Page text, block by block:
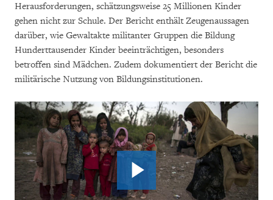
Herausforderungen, schätzungsweise 25 Millionen Kinder
gehen nicht zur Schule. Der Bericht enthält Zeugenaussagen
darüber, wie Gewaltakte militanter Gruppen die Bildung
Hunderttausender Kinder beeinträchtigen, besonders
betroffen sind Mädchen. Zudem dokumentiert der Bericht die
militärische Nutzung von Bildungsinstitutionen.